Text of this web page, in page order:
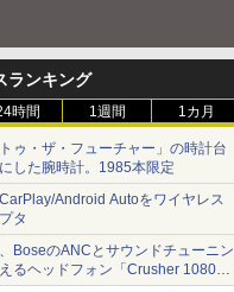
ランキング
時間 1週間 1カ月
トゥ・ザ・フューチャー」の時計台
した腕時計。1985本限定
Android Autoをワイヤレス
タ
BoseのANCとサウンドチューニン
るヘッドフォン「Crusher 1080